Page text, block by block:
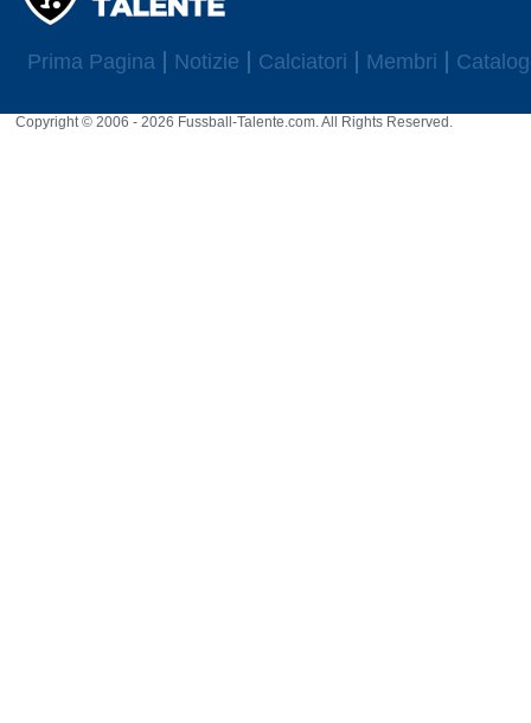
Prima Pagina Notizie Calciatori Membri
Copyright © 2006 - 2026 Fussball-Talente.com. All Rights Reserved.